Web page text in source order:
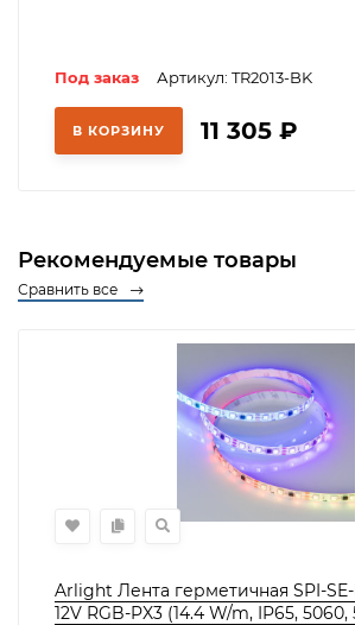
Под заказ Артикул: TR2013-BK
В КОРЗИНУ 11 305 ₽
Рекомендуемые товары
Сравнить все
Arlight Лента герметичная SPI-
12V RGB-PX3 (14.4 W/m, IP65, 5060,